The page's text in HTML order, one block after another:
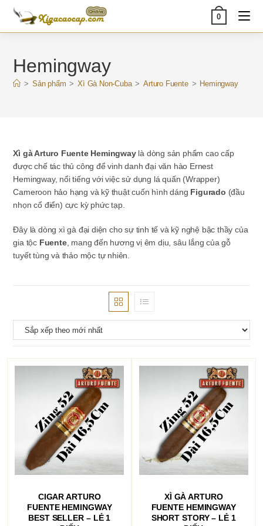
Skip
content
0
Hemingway
> Sản phẩm > Xì Gà Non-Cuba > Arturo Fuente > Hemingway
Xì gà Arturo Fuente Hemingwaylà dòng sản phẩm cao cấp
được chế tác thủ công để vinh danh đại văn hào Ernest
Hemingway, nổi tiếng với việc sử dụng lá quấn (Wrapper)
Cameroon hảo hạng và kỹ thuật cuốn hình dáng Figurado (đầu
nhọn cổ điển) cực kỳ phức tạp.
Đây là dòng xì gà đại diện cho sự tinh tế và kỹ nghệ bậc thầy của
gia tộc Fuente, mang đến hương vị êm dịu, sâu lắng của gỗ
tuyết tùng và thảo mộc tự nhiên.
CIGAR ARTURO
FUENTE HEMINGWAY
BEST SELLER – LẺ 1
THÊM VÀO GIỎ HÀNG
XÌ GÀ ARTURO
FUENTE HEMINGWAY
SHORT STORY – LẺ 1